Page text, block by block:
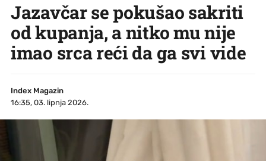
Jazavčar se pokušao sakriti
od kupanja, a nitko mu nije
imao srca reći da ga svi vide
Index Magazin
16:35, 03. lipnja 2026.